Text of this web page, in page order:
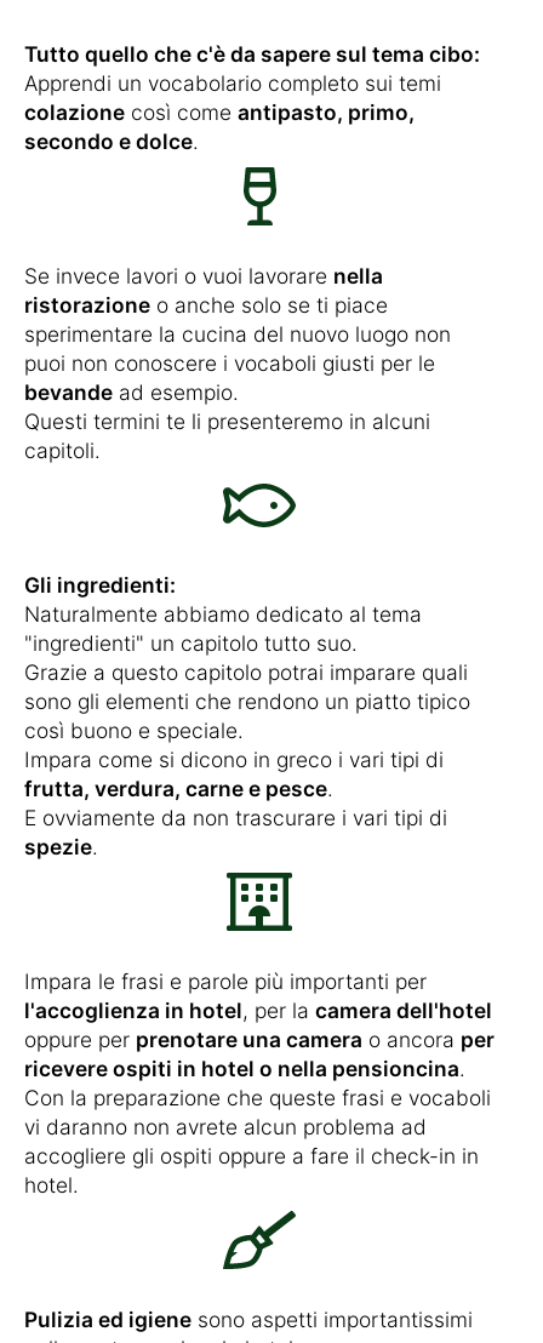
Tutto quello che c'è da sapere sul tema cibo:
Apprendi un vocabolario completo sui temi
colazione così come antipasto, primo,
secondo e dolce.
Se invece lavori o vuoi lavorare nella
ristorazione o anche solo se ti piace
sperimentare la cucina del nuovo luogo non
puoi non conoscere i vocaboli giusti per le
bevande ad esempio.
Questi termini te li presenteremo in alcuni
capitoli.
Gli ingredienti:
Naturalmente abbiamo dedicato al tema
"ingredienti" un capitolo tutto suo.
Grazie a questo capitolo potrai imparare quali
sono gli elementi che rendono un piatto tipico
così buono e speciale.
Impara come si dicono in greco i vari tipi di
frutta, verdura, carne e pesce.
E ovviamente da non trascurare i vari tipi di
spezie.
Impara le frasi e parole più importanti per
l'accoglienza in hotel, per la camera dell'hotel
oppure per prenotare una camera o ancora per
ricevere ospiti in hotel o nella pensioncina.
Con la preparazione che queste frasi e vocaboli
vi daranno non avrete alcun problema ad
accogliere gli ospiti oppure a fare il check-in in
hotel.
Pulizia ed igiene sono aspetti importantissimi